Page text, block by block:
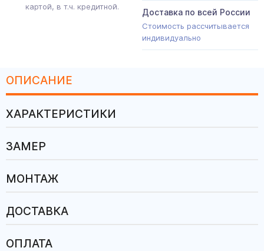
картой, в т.ч. кредитной.
Доставка по всей России
Стоимость рассчитывается
индивидуально
ОПИСАНИЕ
ХАРАКТЕРИСТИКИ
ЗАМЕР
МОНТАЖ
ДОСТАВКА
ОПЛАТА